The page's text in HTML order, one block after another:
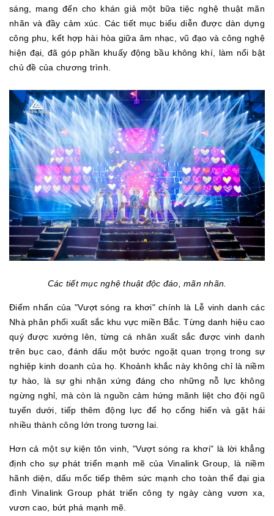
sáng, mang đến cho khán giả một bữa tiệc nghệ thuật mãn
nhãn và đầy cảm xúc. Các tiết mục biểu diễn được dàn dựng
công phu, kết hợp hài hòa giữa âm nhạc, vũ đạo và công nghệ
hiện đại, đã góp phần khuấy động bầu không khí, làm nổi bật
chủ đề của chương trình.
Các tiết mục nghệ thuật độc đáo, mãn nhãn.
Điểm nhấn của "Vượt sóng ra khơi" chính là Lễ vinh danh các
Nhà phân phối xuất sắc khu vực miền Bắc. Từng danh hiệu cao
quý được xướng lên, từng cá nhân xuất sắc được vinh danh
trên bục cao, đánh dấu một bước ngoặt quan trọng trong sự
nghiệp kinh doanh của họ. Khoảnh khắc này không chỉ là niềm
tự hào, là sự ghi nhận xứng đáng cho những nỗ lực không
ngừng nghỉ, mà còn là nguồn cảm hứng mãnh liệt cho đội ngũ
tuyến dưới, tiếp thêm động lực để họ cống hiến và gặt hái
nhiều thành công lớn trong tương lai.
Hơn cả một sự kiện tôn vinh, "Vượt sóng ra khơi" là lời khẳng
định cho sự phát triển mạnh mẽ của Vinalink Group, là niềm
hãnh diện, dấu mốc tiếp thêm sức mạnh cho toàn thể đại gia
đình Vinalink Group phát triển công ty ngày càng vươn xa,
vươn cao, bứt phá mạnh mẽ.